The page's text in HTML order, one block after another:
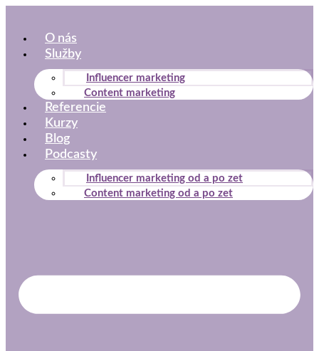
obsah
O nás
Služby
Influencer marketing
Content marketing
Referencie
Kurzy
Blog
Podcasty
Influencer marketing od a po zet
Content marketing od a po zet